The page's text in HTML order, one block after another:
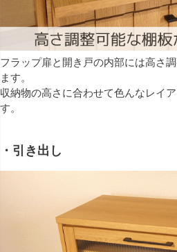
フラップ扉と開き戸の内部には高さ
ます。
収納物の高さに合わせて色んなレイ
す。
・引き出し